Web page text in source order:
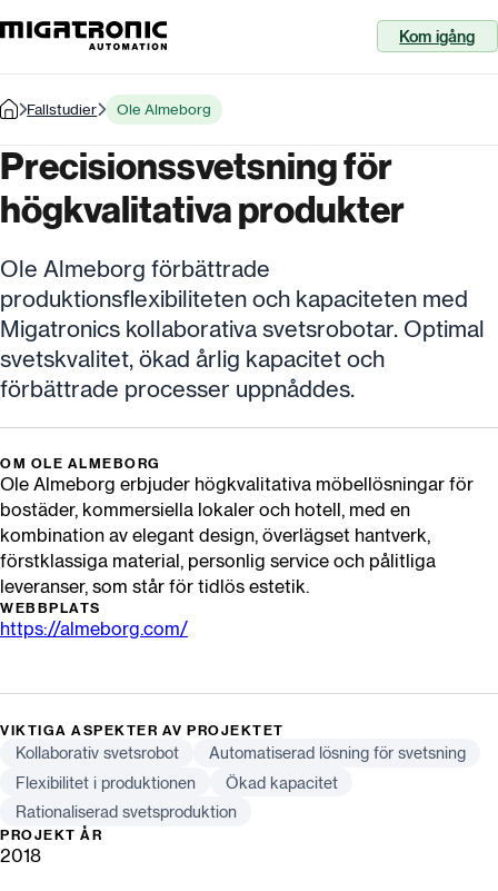
Kom igång
Fallstudier Ole Almeborg
Precisionssvetsning för
högkvalitativa produkter
Ole Almeborg förbättrade
produktionsflexibiliteten och kapaciteten med
Migatronics kollaborativa svetsrobotar. Optimal
svetskvalitet, ökad årlig kapacitet och
förbättrade processer uppnåddes.
OM OLE ALMEBORG
Ole Almeborg erbjuder högkvalitativa möbellösningar för
bostäder, kommersiella lokaler och hotell, med en
kombination av elegant design, överlägset hantverk,
förstklassiga material, personlig service och pålitliga
leveranser, som står för tidlös estetik.
WEBBPLATS
https://almeborg.com/
VIKTIGA ASPEKTER AV PROJEKTET
Kollaborativ svetsrobot
Automatiserad lösning för svetsning
Flexibilitet i produktionen
Ökad kapacitet
Rationaliserad svetsproduktion
PROJEKT ÅR
2018